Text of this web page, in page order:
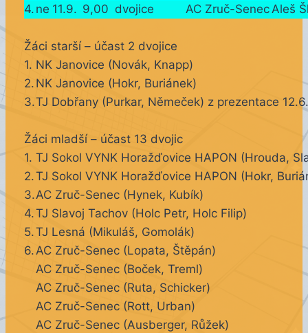
4. ne 11.9. 9,00 dvojice AC Zruč-SenecAleš
Žáci starší – účast 2 dvojice
1. NK Janovice (Novák, Knapp)
2. NK Janovice (Hokr, Buriánek)
3.TJ Dobřany (Purkar, Němeček) z prezentace 12.6.
Žáci mladší – účast 13 dvojic
1. TJ Sokol VYNK Horažďovice HAPON (Hrouda,
2.TJ Sokol VYNK Horažďovice HAPON (Hokr,
3.AC Zruč-Senec (Hynek, Kubík)
4.TJ Slavoj Tachov (Holc Petr, Holc Filip)
5.TJ Lesná (Mikuláš, Gomolák)
6.AC Zruč-Senec (Lopata, Štěpán)
AC Zruč-Senec (Boček, Treml)
AC Zruč-Senec (Ruta, Schicker)
AC Zruč-Senec (Rott, Urban)
AC Zruč-Senec (Ausberger, Růžek)